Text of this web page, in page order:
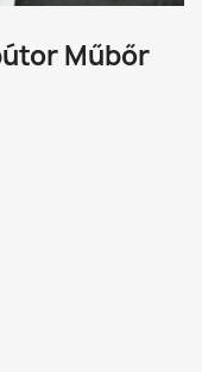
Műbőr